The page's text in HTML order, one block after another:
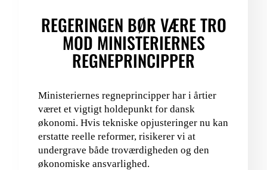
REGERINGEN BØR VÆRE TRO
MOD MINISTERIERNES
REGNEPRINCIPPER
Ministeriernes regneprincipper har i årtier
været et vigtigt holdepunkt for dansk
økonomi. Hvis tekniske opjusteringer nu kan
erstatte reelle reformer, risikerer vi at
undergrave både troværdigheden og den
økonomiske ansvarlighed.